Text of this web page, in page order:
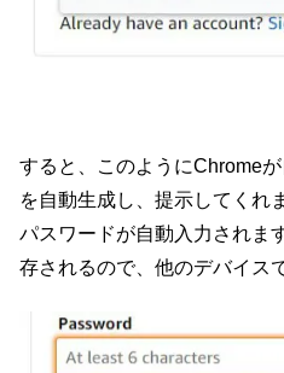
すると、このようにChrome
を自動生成し、提示してくれ
パスワードが自動入力されま
存されるので、他のデバイス